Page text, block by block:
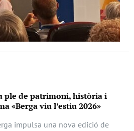
ple de patrimoni, història i
«Berga viu l’estiu 2026»
impulsa una nova edició de